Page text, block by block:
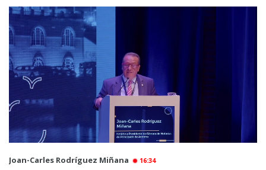
Joan-Carles Rodríguez Miñana 16:34